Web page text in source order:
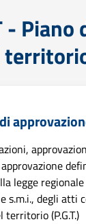
- Piano
legge regionale
s.m.i., degli atti
(P.G.T.)